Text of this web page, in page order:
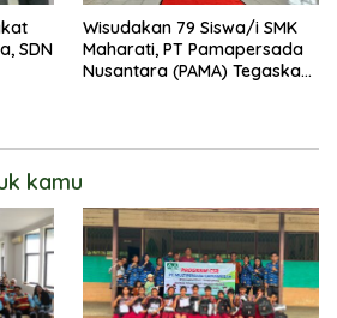
SDN
Wisudakan 79 Siswa/i SMK
Maharati, PT Pamapersada
Nusantara (PAMA) Tegaskan
kamu